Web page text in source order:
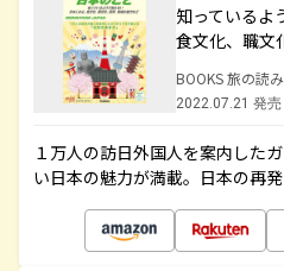
知っているよ
食文化、職文
BOOKS 旅の読
2022.07.21 発売
１万人の訪日外国人を案内した
い日本の魅力が満載。日本の再